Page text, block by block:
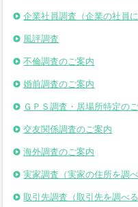
企業社員調査（企業の社員
風評調査
不倫調査のご案内
婚前調査のご案内
ＧＰＳ調査・居場所特定の
交友関係調査のご案内
海外調査のご案内
実家調査（実家の住所を調べ
取引先調査（取引先を調べる